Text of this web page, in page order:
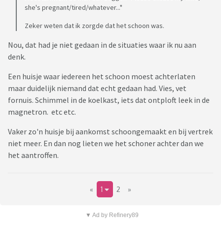
she's pregnant/tired/whatever..."
Zeker weten dat ik zorgde dat het schoon was.
Nou, dat had je niet gedaan in de situaties waar ik nu aan
denk.
Een huisje waar iedereen het schoon moest achterlaten
maar duidelijk niemand dat echt gedaan had. Vies, vet
fornuis. Schimmel in de koelkast, iets dat ontploft leek in de
magnetron. etc etc.
Vaker zo'n huisje bij aankomst schoongemaakt en bij vertrek
niet meer. En dan nog lieten we het schoner achter dan we
het aantroffen.
« 1 2 »
▼ Ad by Refinery89